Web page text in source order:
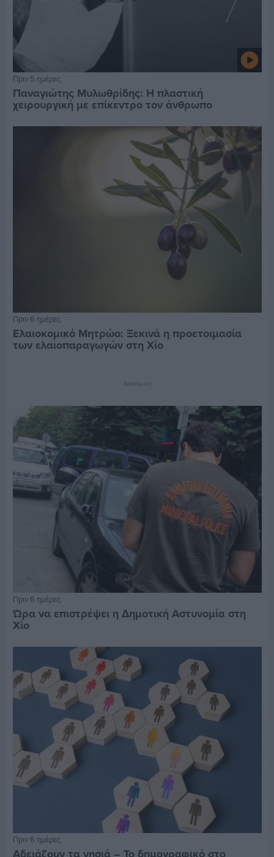
Πριν 5 ημέρες
Παναγιώτης Μυλωθρίδης: Η πλαστική
χειρουργική με επίκεντρο τον άνθρωπο
Πριν 6 ημέρες
Ελαιοκομικό Μητρώο: Ξεκινά η προετοιμασία
των ελαιοπαραγωγών στη Χίο
Διαφήμιση
Πριν 6 ημέρες
Ώρα να επιστρέψει η Δημοτική Αστυνομία στη
Χίο
Πριν 6 ημέρες